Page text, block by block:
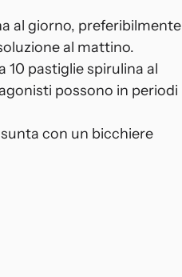
al giorno, preferibilmente
al mattino.
10 pastiglie spirulina al
possono in periodi
con un bicchiere